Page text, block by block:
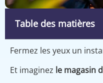
Table des matières
Fermez les yeux un
Et imaginez le magasin